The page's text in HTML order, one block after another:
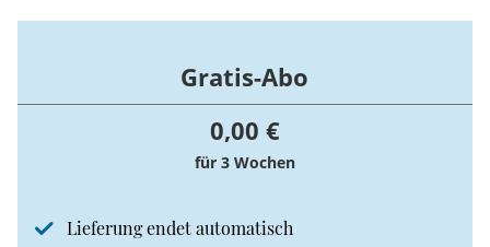
Gratis-Abo
0,00 €
für 3 Wochen
Lieferung endet automatisch